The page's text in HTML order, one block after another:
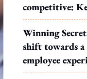
competitive:
MOS Dinesh's
motion
Winning
shift towards
employee